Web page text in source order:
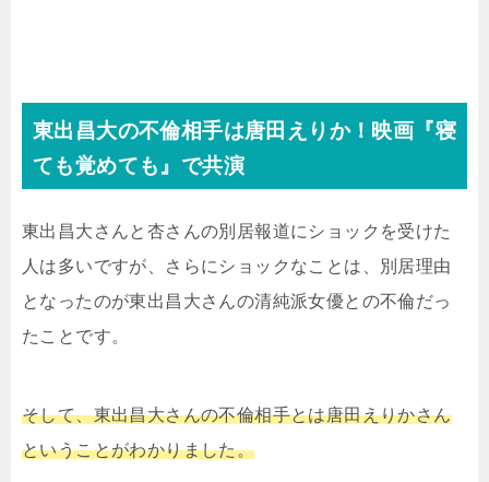
東出昌大の不倫相手は唐田えりか！映画『寝
ても覚めても』で共演
東出昌大さんと杏さんの別居報道にショックを受けた
人は多いですが、さらにショックなことは、別居理由
となったのが東出昌大さんの清純派女優との不倫だっ
たことです。
そして、東出昌大さんの不倫相手とは唐田えりかさん
ということがわかりました。